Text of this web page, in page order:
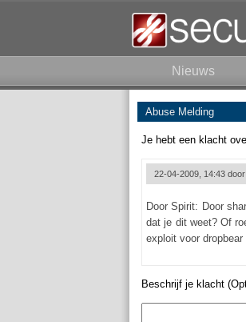
Nieuws
Abuse Melding
Je hebt een klacht
22-04-2009, 14:43 door
Door Spirit: Door
dat je dit weet? Of
exploit voor
Beschrijf je klacht